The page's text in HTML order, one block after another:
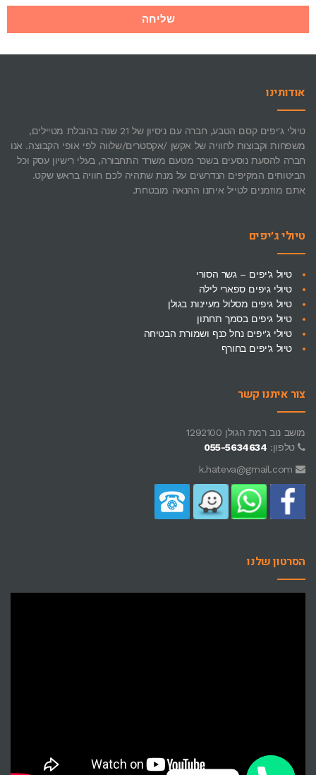
שליחה
אודותינו
טיולי ג'יפים קסם הטבע, חברה עם ניסיון של 21 שנה בהובלת מטיילים,
משפחות וקבוצות לחוויה של אקשן /אקסטרים/שלווה לפי אופי הקבוצה. אנו
חברה להסעת נוסעים בשכר מטעם משרד התחבורה, בעלי רישיון עסק וכל
הביטוחים המקיפים הנדרשים על מנת שתהיה לכם חוויה בראש שקט.
אתם מוזמנים לטייל איתנו ההנאה מובטחת.
טיולי ג׳יפים
טיול ג'יפים – גשר הסורי
טיולי גיפים ספארי לילה
טיול גיפים מסלול מעיינות בגולן
טיול גיפים בסמך תחתון
טיולי ג'יפים נחל כנף ושמורת הבטיחה
טיול ג'יפים בחורף
צור איתנו קשר
מושב נוב רמת הגולן 1292100
טלפון: 055-5634634
k.hateva@gmail.com
הסרטון שלנו